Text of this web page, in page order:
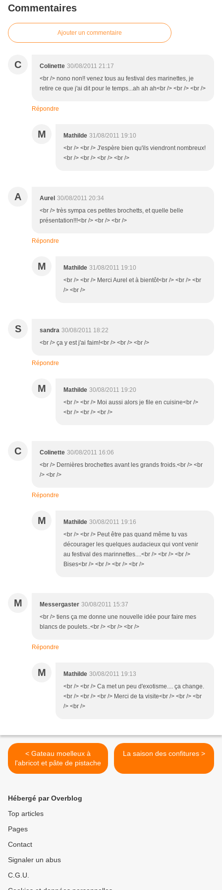
Commentaires
Ajouter un commentaire
C Colinette 30/08/2011 21:17
<br /> nono non!! venez tous au festival des marinettes, je
retire ce que j'ai dit pour le temps...ah ah ah<br /> <br /> <br />
Répondre
M Mathilde 31/08/2011 19:10
<br /> <br /> J'espère bien qu'ils viendront nombreux!
<br /> <br /> <br /> <br />
A Aurel 30/08/2011 20:34
<br /> très sympa ces petites brochetts, et quelle belle
présentation!!!<br /> <br /> <br />
Répondre
M Mathilde 31/08/2011 19:10
<br /> <br /> Merci Aurel et à bientôt<br /> <br /> <br
/> <br />
S sandra 30/08/2011 18:22
<br /> ça y est j'ai faim!<br /> <br /> <br />
Répondre
M Mathilde 30/08/2011 19:20
<br /> <br /> Moi aussi alors je file en cuisine<br />
<br /> <br /> <br />
C Colinette 30/08/2011 16:06
<br /> Dernières brochettes avant les grands froids.<br /> <br
/> <br />
Répondre
M Mathilde 30/08/2011 19:16
<br /> <br /> Peut être pas quand même tu vas
décourager les quelques audacieux qui vont venir
au festival des marinnettes....<br /> <br /> <br />
Bises<br /> <br /> <br /> <br />
M Messergaster 30/08/2011 15:37
<br /> tiens ça me donne une nouvelle idée pour faire mes
blancs de poulets..<br /> <br /> <br />
Répondre
M Mathilde 30/08/2011 19:13
<br /> <br /> Ca met un peu d'exotisme.... ça change.
<br /> <br /> <br /> Merci de ta visite<br /> <br /> <br
/> <br />
< Gateau moelleux à
l'abricot et pâte de pistache
La saison des confitures >
Hébergé par Overblog
Top articles
Pages
Contact
Signaler un abus
C.G.U.